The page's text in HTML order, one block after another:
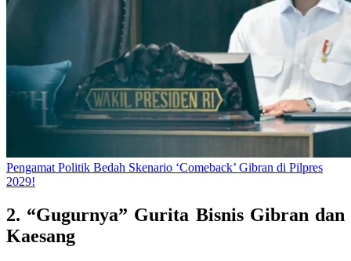
Pengamat Politik Bedah Skenario ‘Comeback’ Gibran di Pilpres
2029!
2. “Gugurnya” Gurita Bisnis Gibran dan
Kaesang